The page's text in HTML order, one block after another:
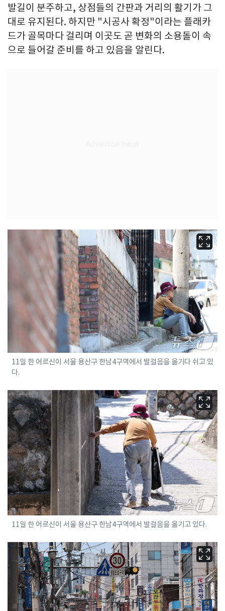
발길이 분주하고, 상점들의 간판과 거리의 활기가 그
대로 유지된다. 하지만 "시공사 확정"이라는 플래카
드가 골목마다 걸리며 이곳도 곧 변화의 소용돌이 속
으로 들어갈 준비를 하고 있음을 알린다.
11일 한 어르신이 서울 용산구 한남4구역에서 발걸음을 옮기다 쉬고 있
다.
11일 한 어르신이 서울 용산구 한남4구역에서 발걸음을 옮기고 있다.